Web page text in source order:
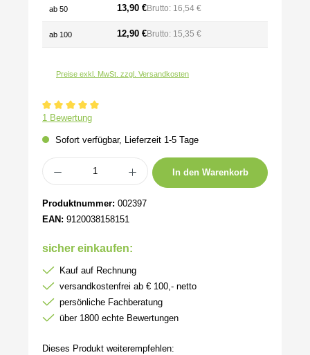
ab 50 13,90 €Brutto: 16,54 €
ab 100 12,90 €Brutto: 15,35 €
Preise exkl. MwSt. zzgl. Versandkosten
Durchschnittliche Bewertung von 5 von 5 Sternen
1 Bewertung
Sofort verfügbar, Lieferzeit 1-5 Tage
Produkt Anzahl: Gib den gewünschten Wert ein oder benutze die Schaltflächen
In den Warenkorb
Produktnummer: 002397
EAN: 9120038158151
sicher einkaufen:
Kauf auf Rechnung
versandkostenfrei ab € 100,- netto
persönliche Fachberatung
über 1800 echte Bewertungen
Dieses Produkt weiterempfehlen: